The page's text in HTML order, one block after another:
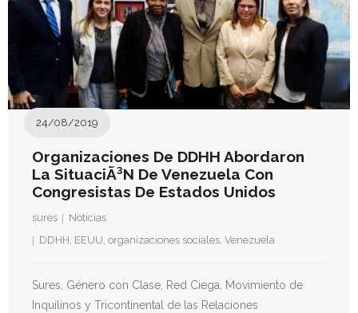
Organizaciones De DDHH Abordaron
La SituaciÃ³n De Venezuela Con
Congresistas De Estados Unidos
24/08/2019
sures
Noticias
DDHH, EEUU, organizaciones sociales, Venezuela
Sures, Género con Clase, Red Ciega, Movimiento de
Inquilinos y Tricontinental de las Relaciones